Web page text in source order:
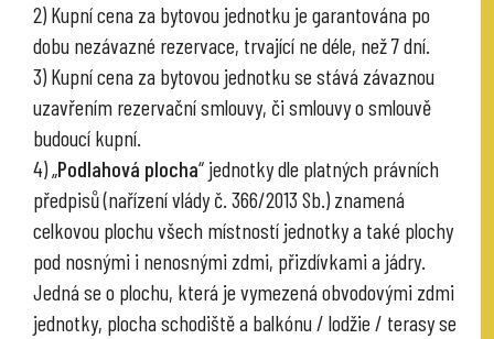
2) Kupní cena za bytovou jednotku je garantována po
dobu nezávazné rezervace, trvající ne déle, než 7 dní.
3) Kupní cena za bytovou jednotku se stává závaznou
uzavřením rezervační smlouvy, či smlouvy o smlouvě
budoucí kupní.
4) „Podlahová plocha“ jednotky dle platných právních
předpisů (nařízení vlády č. 366/2013 Sb.) znamená
celkovou plochu všech místností jednotky a také plochy
pod nosnými i nenosnými zdmi, přizdívkami a jádry.
Jedná se o plochu, která je vymezená obvodovými zdmi
jednotky, plocha schodiště a balkónu / lodžie / terasy se